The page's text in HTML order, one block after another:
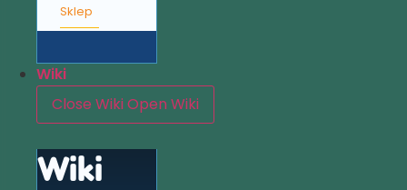
Sklep
Wiki
Close WikiOpen Wiki
Wiki